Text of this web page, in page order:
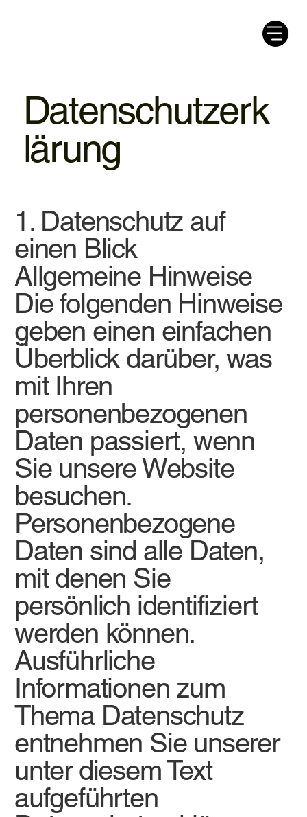
Datenschutzerk
lärung
1. Datenschutz auf
einen Blick
Allgemeine Hinweise
Die folgenden Hinweise
geben einen einfachen
Überblick darüber, was
mit Ihren
personenbezogenen
Daten passiert, wenn
Sie unsere Website
besuchen.
Personenbezogene
Daten sind alle Daten,
mit denen Sie
persönlich identifiziert
werden können.
Ausführliche
Informationen zum
Thema Datenschutz
entnehmen Sie unserer
unter diesem Text
aufgeführten